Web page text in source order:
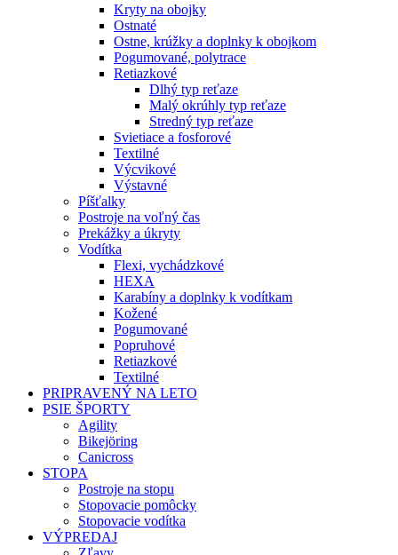
Kryty na obojky
Ostnaté
Ostne, krúžky a doplnky k obojkom
Pogumované, polytrace
Retiazkové
Dlhý typ reťaze
Malý okrúhly typ reťaze
Stredný typ reťaze
Svietiace a fosforové
Textilné
Výcvikové
Výstavné
Píšťalky
Postroje na voľný čas
Prekážky a úkryty
Vodítka
Flexi, vychádzkové
HEXA
Karabíny a doplnky k vodítkam
Kožené
Pogumované
Popruhové
Retiazkové
Textilné
PRIPRAVENÝ NA LETO
PSIE ŠPORTY
Agility
Bikejöring
Canicross
STOPA
Postroje na stopu
Stopovacie pomôcky
Stopovacie vodítka
VÝPREDAJ